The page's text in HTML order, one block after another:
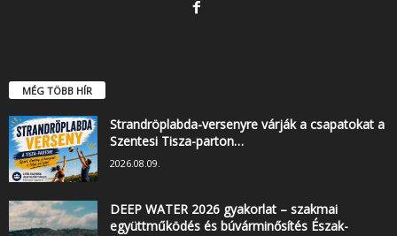
MÉG TÖBB HÍR
Strandröplabda-versenyre várják a csapatokat a
Szentesi Tisza-parton…
2026.08.09.
DEEP WATER 2026 gyakorlat – szakmai
együttműködés és búvárminősítés Észak-